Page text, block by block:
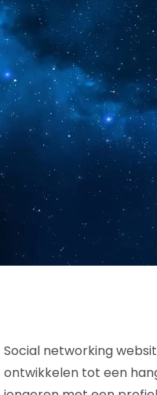
Social networking
ontwikkelen tot een